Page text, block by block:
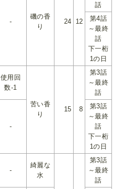
-
磯の香
り
24 12
話
第4話
～最終
話
下一桁
1の日
使用回
数-1
苦い香
り
15 8
第3話
～最終
話
-
第3話
～最終
話
下一桁
1の日
-
綺麗な
水
第3話
～最終
話